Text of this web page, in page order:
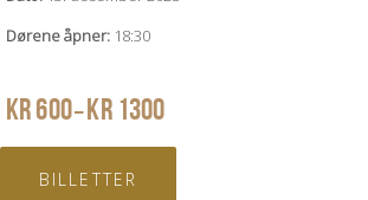
Dørene åpner: 18:30
KR600–KR1300PRISOMRÅDE:
BILLETTER